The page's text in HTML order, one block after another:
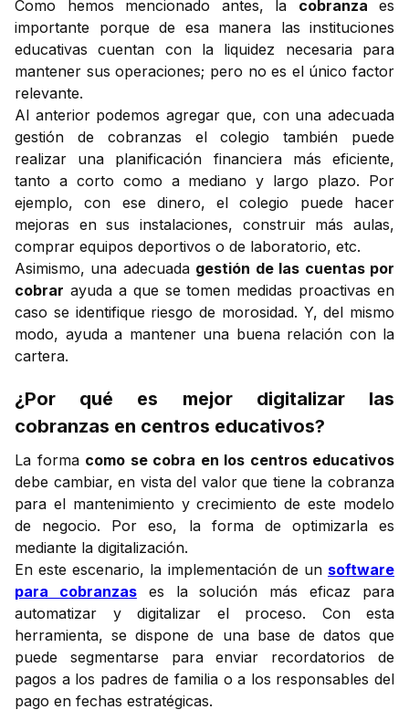
Como hemos mencionado antes, la cobranza es
importante porque de esa manera las instituciones
educativas cuentan con la liquidez necesaria para
mantener sus operaciones; pero no es el único factor
relevante.
Al anterior podemos agregar que, con una adecuada
gestión de cobranzas el colegio también puede
realizar una planificación financiera más eficiente,
tanto a corto como a mediano y largo plazo. Por
ejemplo, con ese dinero, el colegio puede hacer
mejoras en sus instalaciones, construir más aulas,
comprar equipos deportivos o de laboratorio, etc.
Asimismo, una adecuada gestión de las cuentas por
cobrar ayuda a que se tomen medidas proactivas en
caso se identifique riesgo de morosidad. Y, del mismo
modo, ayuda a mantener una buena relación con la
cartera.
¿Por qué es mejor digitalizar las
cobranzas en centros educativos?
La forma como se cobra en los centros educativos
debe cambiar, en vista del valor que tiene la cobranza
para el mantenimiento y crecimiento de este modelo
de negocio. Por eso, la forma de optimizarla es
mediante la digitalización.
En este escenario, la implementación de un software
para cobranzases la solución más eficaz para
automatizar y digitalizar el proceso. Con esta
herramienta, se dispone de una base de datos que
puede segmentarse para enviar recordatorios de
pagos a los padres de familia o a los responsables del
pago en fechas estratégicas.